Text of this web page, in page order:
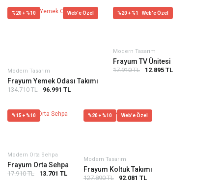
%20 + %10 Web'e Özel
Modern Tasarım
Frayum Yemek Odası Takımı
134.710 TL 96.991 TL
%20 + %10 Web'e Özel
Modern Tasarım
Frayum TV Ünitesi
17.910 TL 12.895 TL
%15 + %10
Modern Orta Sehpa
Frayum Orta Sehpa
17.910 TL 13.701 TL
%20 + %10 Web'e Özel
Modern Tasarım
Frayum Koltuk Takımı
127.890 TL 92.081 TL